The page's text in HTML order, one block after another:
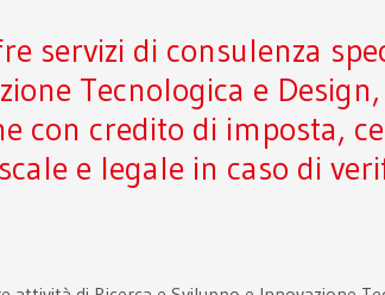
servizi di consulenza
Tecnologica e
con credito di imposta,
e legale in caso di